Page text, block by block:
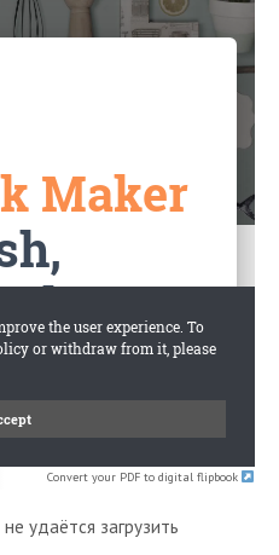
Convert your PDF to digital flipbook
не удаётся загрузить